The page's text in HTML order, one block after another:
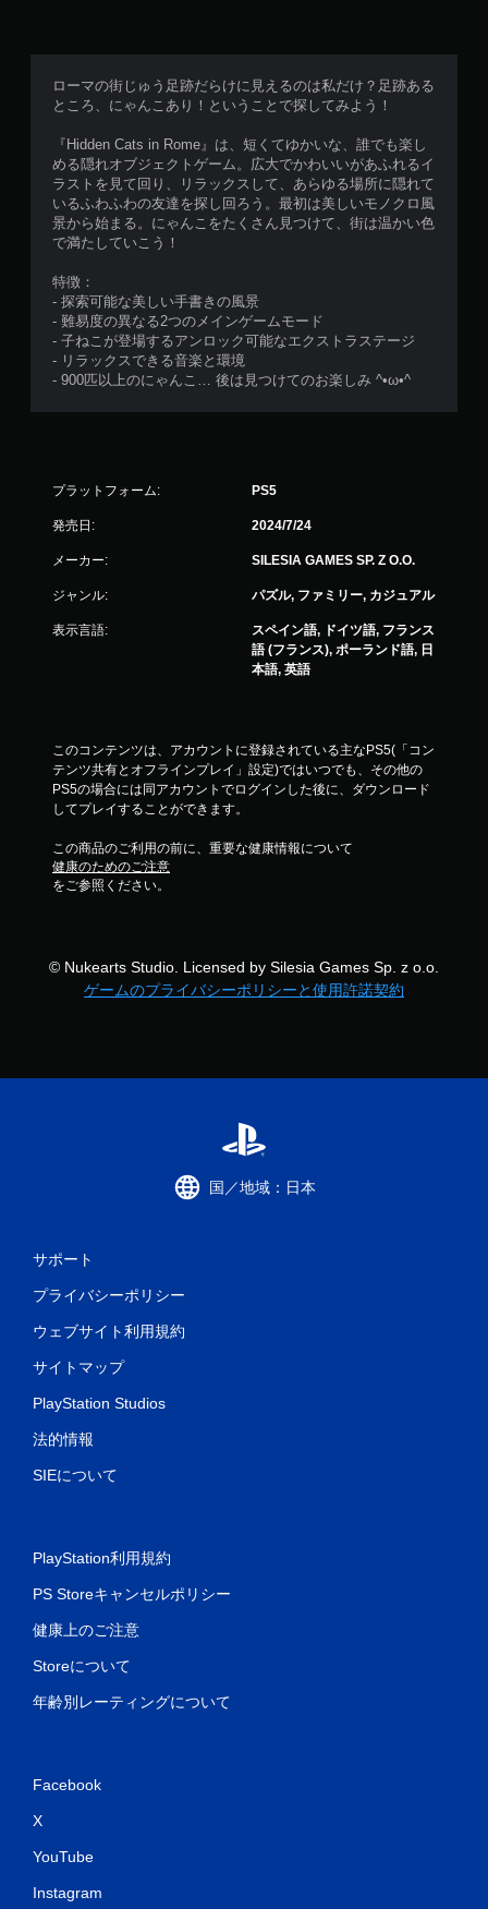
ローマの街じゅう足跡だらけに見えるのは私だけ？足跡ある
ところ、にゃんこあり！ということで探してみよう！
『Hidden Cats in Rome』は、短くてゆかいな、誰でも楽し
める隠れオブジェクトゲーム。広大でかわいいがあふれるイ
ラストを見て回り、リラックスして、あらゆる場所に隠れて
いるふわふわの友達を探し回ろう。最初は美しいモノクロ風
景から始まる。にゃんこをたくさん見つけて、街は温かい色
で満たしていこう！
特徴：
- 探索可能な美しい手書きの風景
- 難易度の異なる2つのメインゲームモード
- 子ねこが登場するアンロック可能なエクストラステージ
- リラックスできる音楽と環境
- 900匹以上のにゃんこ… 後は見つけてのお楽しみ ^•ω•^
プラットフォーム: PS5
発売日: 2024/7/24
メーカー: SILESIA GAMES SP. Z O.O.
ジャンル: パズル, ファミリー, カジュアル
表示言語:
スペイン語, ドイツ語, フランス
語 (フランス), ポーランド語, 日
本語, 英語
このコンテンツは、アカウントに登録されている主なPS5(「コン
テンツ共有とオフラインプレイ」設定)ではいつでも、その他の
PS5の場合には同アカウントでログインした後に、ダウンロード
してプレイすることができます。
この商品のご利用の前に、重要な健康情報について
健康のためのご注意
をご参照ください。
© Nukearts Studio. Licensed by Silesia Games Sp. z o.o.
ゲームのプライバシーポリシーと使用許諾契約
国／地域：日本
サポート
プライバシーポリシー
ウェブサイト利用規約
サイトマップ
PlayStation Studios
法的情報
SIEについて
PlayStation利用規約
PS Storeキャンセルポリシー
健康上のご注意
Storeについて
年齢別レーティングについて
Facebook
X
YouTube
Instagram